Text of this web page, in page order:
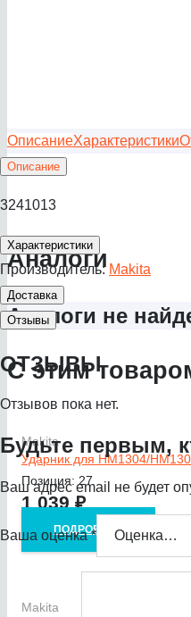
ОписаниеХарактеристики
Описание
3241013
Характеристики
Производитель: Makita
Доставка
Отзывы
ОТЗЫВЫ
Отзывов пока нет.
Будьте первым,
Ваш адрес email не будет
Ваша оценка*
Аналоги
Аналоги не
С этим
Makita
Ударник для HM1304/
Позиция: 27
1 039₽
ПОДРОБНЕЕ
Makita